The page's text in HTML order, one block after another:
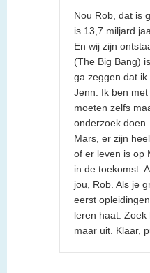
Nou Rob, dat is
is 13,7 miljard
En wij zijn
(The Big Bang)
ga zeggen dat ik
Jenn. Ik ben
moeten zelfs
onderzoek
Mars, er zijn
of er leven is op
in de toekomst.
jou, Rob. Als je
eerst
leren haat. Zoek
maar uit. Klaar,